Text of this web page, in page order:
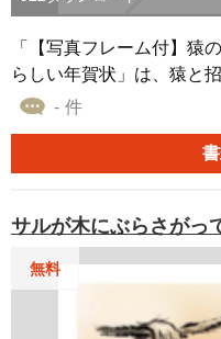
「【写真フレーム付】猿
らしい年賀状」は、猿と
デザインの年賀状テンプ
ッタリのデザインとなっ
供しているため、ダウン
真フレーム機能が付加さ
のメッセージを追加して
- 件
サルが木にぶらさがっ
無料